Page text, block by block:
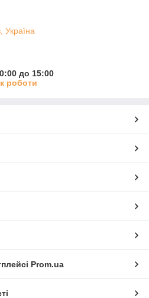
Україна
до 15:00
роботи
Prom.ua